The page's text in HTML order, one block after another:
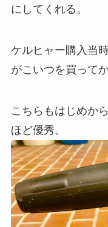
にしてくれる。
ケルヒャー購入当
がこいつを買って
こちらもはじめか
ほど優秀。